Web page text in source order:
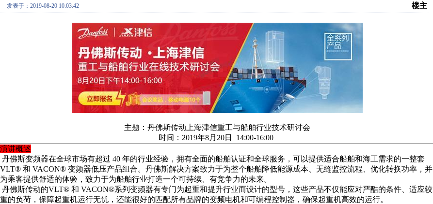
发表于：2019-08-20 10:03:42 楼主
主题：丹佛斯传动上海津信重工与船舶行业技术研讨会
时间：2019年8月20日 14:00-16:00
演讲概述
丹佛斯变频器在全球市场有超过 40 年的行业经验，拥有全面的船舶认证和全球服务，可以提供适合船舶和海工需求的一整套
VLT® 和 VACON® 变频器低压产品组合。丹佛斯解决方案致力于为整个船舶降低能源成本、无缝监控流程、优化转换功率，并
为乘客提供舒适的体验，致力于为船舶行业打造一个可持续、有竞争力的未来。
丹佛斯传动的VLT® 和 VACON®系列变频器有专门为起重和提升行业而设计的型号，这些产品不仅能应对严酷的条件、适应较
重的负荷，保障起重机运行无忧，还能很好的匹配所有品牌的变频电机和可编程控制器，确保起重机高效的运行。